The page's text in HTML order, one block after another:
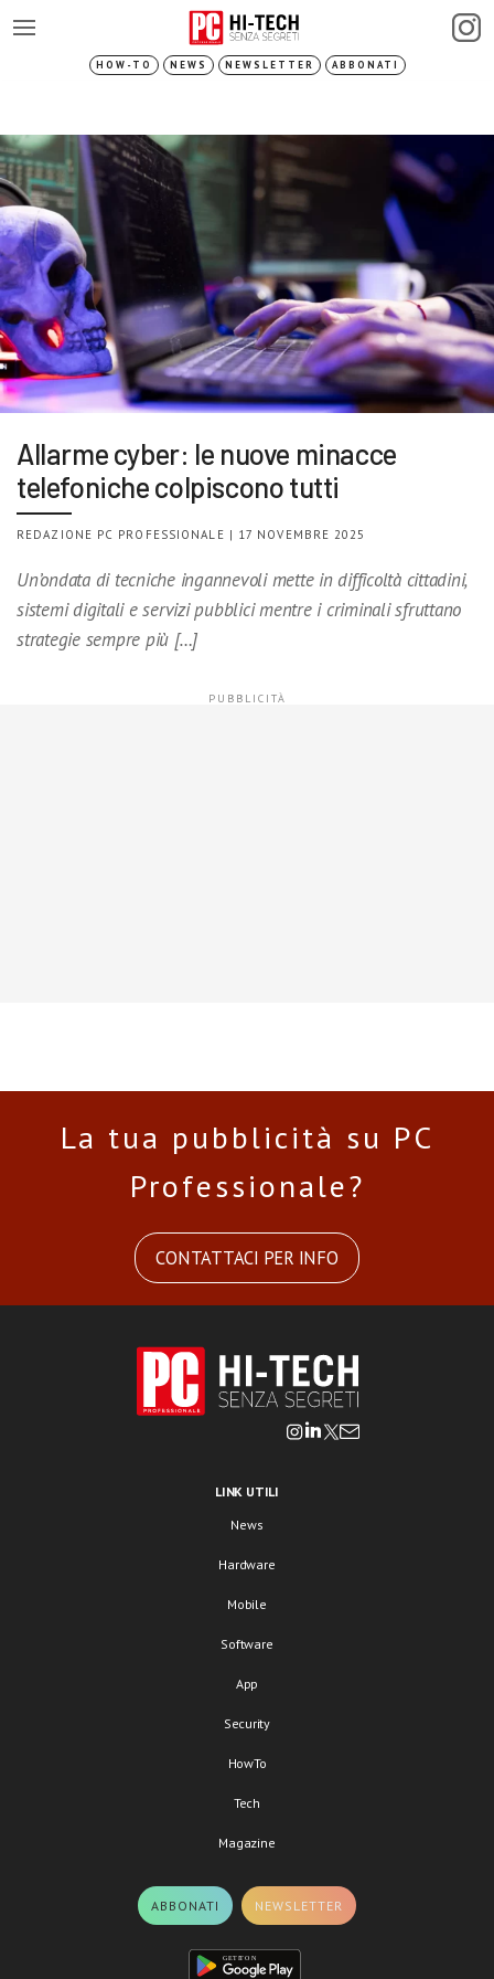
HOW-TO NEWS NEWSLETTER ABBONATI
Allarme cyber: le nuove minacce
telefoniche colpiscono tutti
REDAZIONE PC PROFESSIONALE | 17 NOVEMBRE 2025
Un’ondata di tecniche ingannevoli mette in difficoltà cittadini,
sistemi digitali e servizi pubblici mentre i criminali sfruttano
strategie sempre più […]
La tua pubblicità su PC
Professionale?
CONTATTACI PER INFO
LINK UTILI
News
Hardware
Mobile
Software
App
Security
HowTo
Tech
Magazine
ABBONATI NEWSLETTER